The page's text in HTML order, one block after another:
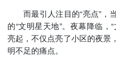
而最引人注目的“亮点”，
的“文明星天地”。夜幕降临，
亮起，不仅点亮了小区的夜景
明不足的痛点。